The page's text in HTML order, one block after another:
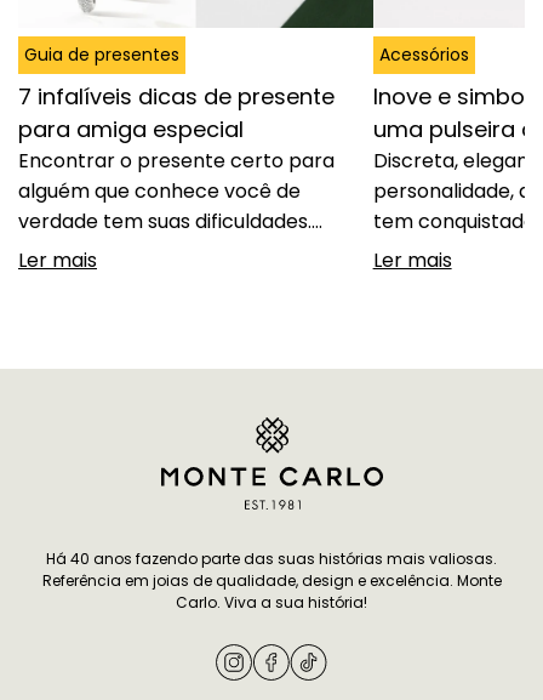
Guia de presentes
7 infalíveis dicas de presente
para amiga especial
Encontrar o presente certo para
alguém que conhece você de
verdade tem suas dificuldades.
Acertar no gosto, demonstrar
dicas de presente para amiga que
pensadas para mulheres que
apreciam joalheria de alto…
Continuar lendo7 infalíveis dicas de
Ler mais
Acessórios
Inove e
uma pulseira
Discreta,
personalidade, a
tem conquistado
espaço entre
compromisso
ou por designs
combinam…
sua união com
namoro
Ler mais
Há 40 anos fazendo parte das suas histórias mais valiosas.
Referência em joias de qualidade, design e excelência. Monte
Carlo. Viva a sua história!